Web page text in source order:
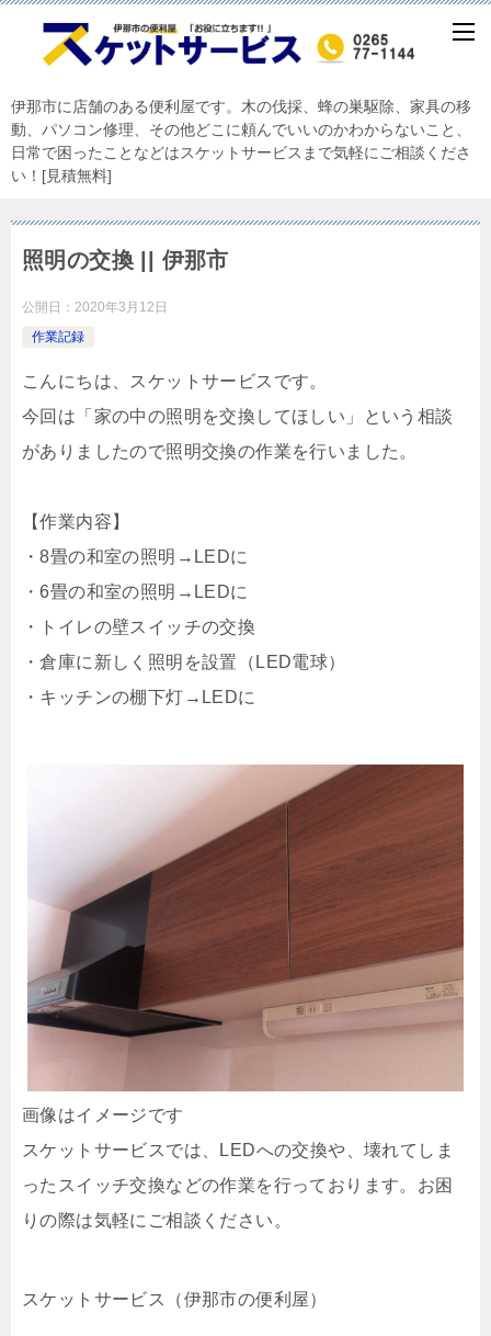
伊那市に店舗のある便利屋です。木の伐採、蜂の巣駆除、家具の移
動、パソコン修理、その他どこに頼んでいいのかわからないこと、
日常で困ったことなどはスケットサービスまで気軽にご相談くださ
い！[見積無料]
照明の交換 || 伊那市
公開日： 2020年3月12日
作業記録
こんにちは、スケットサービスです。
今回は「家の中の照明を交換してほしい」という相談
がありましたので照明交換の作業を行いました。
【作業内容】
・8畳の和室の照明→LEDに
・6畳の和室の照明→LEDに
・トイレの壁スイッチの交換
・倉庫に新しく照明を設置（LED電球）
・キッチンの棚下灯→LEDに
画像はイメージです
スケットサービスでは、LEDへの交換や、壊れてしま
ったスイッチ交換などの作業を行っております。お困
りの際は気軽にご相談ください。
スケットサービス（伊那市の便利屋）